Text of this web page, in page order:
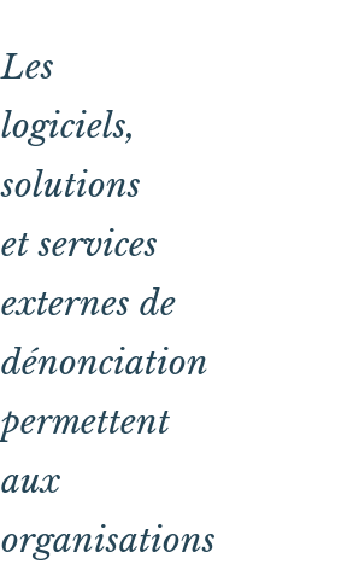
Les
logiciels,
solutions
et services
externes de
dénonciation
permettent
aux
organisations